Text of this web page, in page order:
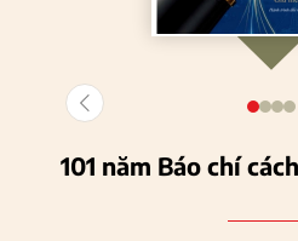
101 năm Báo chí